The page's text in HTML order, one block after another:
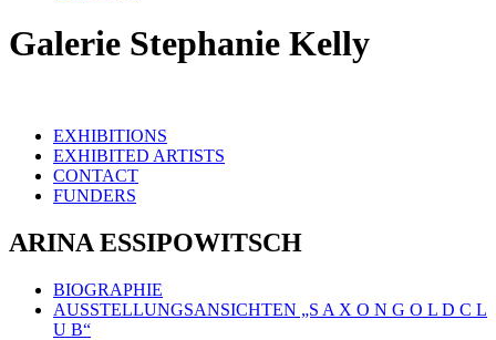
Galerie Stephanie Kelly
EXHIBITIONS
EXHIBITED ARTISTS
CONTACT
FUNDERS
ARINA ESSIPOWITSCH
BIOGRAPHIE
AUSSTELLUNGSANSICHTEN „S A X O N G O L D C L
U B“